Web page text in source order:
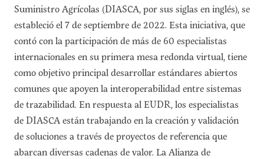
Suministro Agrícolas (DIASCA, por sus siglas en inglés), se
estableció el 7 de septiembre de 2022. Esta iniciativa, que
contó con la participación de más de 60 especialistas
internacionales en su primera mesa redonda virtual, tiene
como objetivo principal desarrollar estándares abiertos
comunes que apoyen la interoperabilidad entre sistemas
de trazabilidad. En respuesta al EUDR, los especialistas
de DIASCA están trabajando en la creación y validación
de soluciones a través de proyectos de referencia que
abarcan diversas cadenas de valor. La Alianza de